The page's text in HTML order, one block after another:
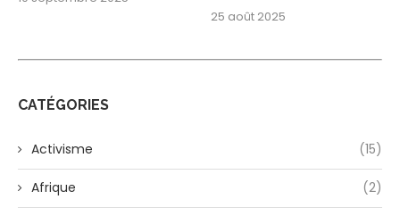
25 août 2025
CATÉGORIES
Activisme (15)
Afrique (2)